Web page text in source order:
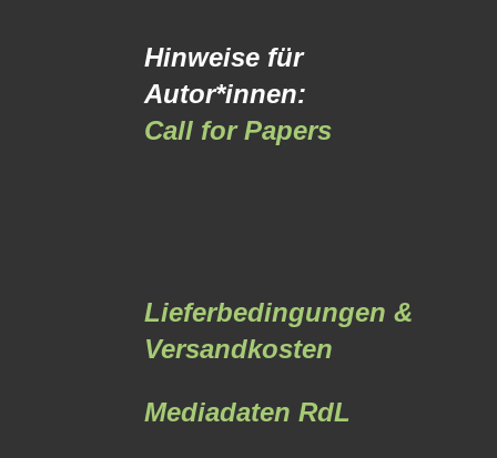
Hinweise für
Autor*innen:
Call for Papers
Lieferbedingungen &
Versandkosten
Mediadaten RdL